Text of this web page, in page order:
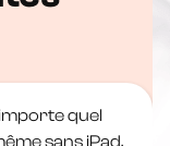
quel
sans iPad.